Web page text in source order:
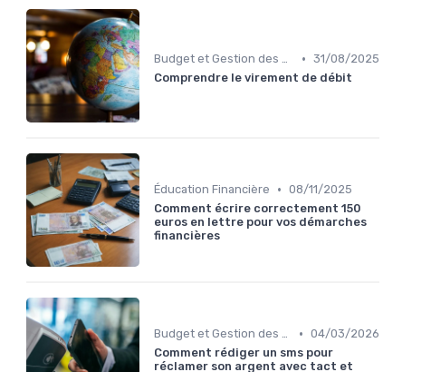
Budget et Gestion des Finances Personnelles • 31/08/2025
Comprendre le virement de débit
Éducation Financière • 08/11/2025
Comment écrire correctement 150
euros en lettre pour vos démarches
financières
Budget et Gestion des Finances Personnelles • 04/03/2026
Comment rédiger un sms pour
réclamer son argent avec tact et